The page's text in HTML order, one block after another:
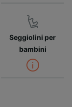
Seggiolini per
bambini